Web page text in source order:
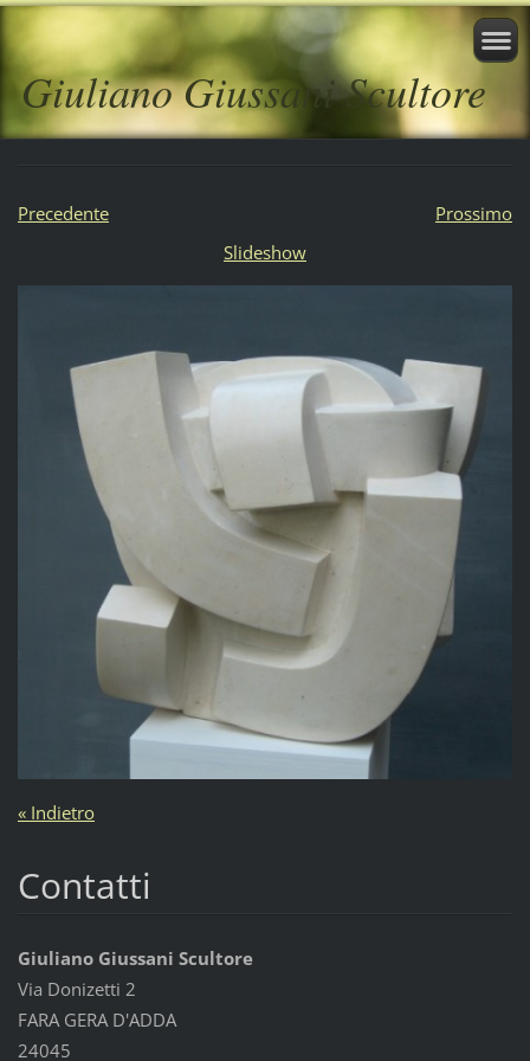
Giuliano Giussani Scultore
Precedente
Prossimo
Slideshow
« Indietro
Contatti
Giuliano Giussani Scultore
Via Donizetti 2
FARA GERA D'ADDA
24045